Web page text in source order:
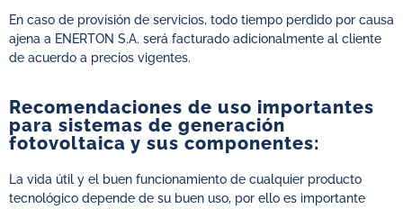
En caso de provisión de servicios, todo tiempo perdido por causa
ajena a ENERTON S.A. será facturado adicionalmente al cliente
de acuerdo a precios vigentes.
Recomendaciones de uso importantes
para sistemas de generación
fotovoltaica y sus componentes:
La vida útil y el buen funcionamiento de cualquier producto
tecnológico depende de su buen uso, por ello es importante